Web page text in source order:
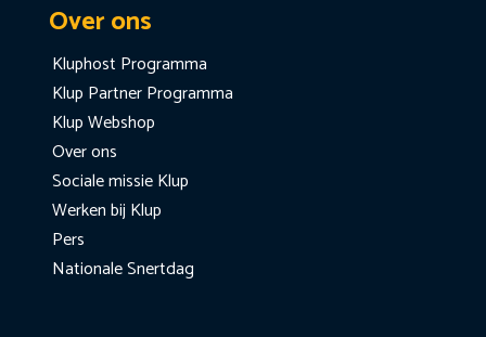
Over ons
Kluphost Programma
Klup Partner Programma
Klup Webshop
Over ons
Sociale missie Klup
Werken bij Klup
Pers
Nationale Snertdag